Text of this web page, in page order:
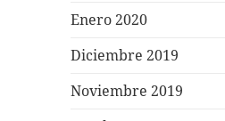
Enero 2020
Diciembre 2019
Noviembre 2019